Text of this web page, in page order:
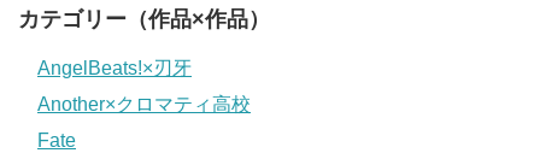
カテゴリー（作品×作品）
AngelBeats!×刃牙
Another×クロマティ高校
Fate